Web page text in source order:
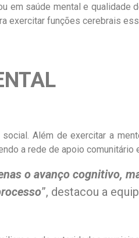
em saúde mental e qualidade
exercitar funções cerebrais
Além de exercitar a
a rede de apoio comunitário
o avanço cognitivo,
”, destacou a